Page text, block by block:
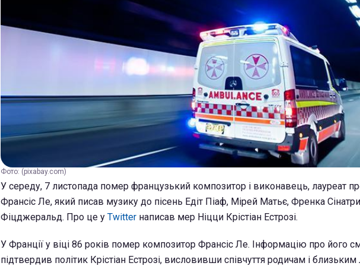
Фото: (pixabay.com)
У середу, 7 листопада помер французький композитор і виконавець, лауреат
Франсіс Ле, який писав музику до пісень Едіт Піаф, Мірей Матьє, Френка
Фіцджеральд. Про це у Twitter написав мер Ніцци Крістіан Естрозі.
У Франції у віці 86 років помер композитор Франсіс Ле. Інформацію про його
підтвердив політик Крістіан Естрозі, висловивши співчуття родичам і